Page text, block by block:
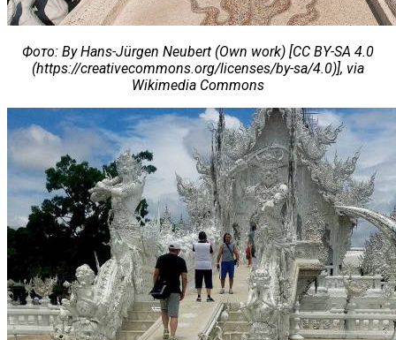
Фото: By Hans-Jürgen Neubert (Own work) [CC BY-SA 4.0
(https://creativecommons.org/licenses/by-sa/4.0)], via
Wikimedia Commons